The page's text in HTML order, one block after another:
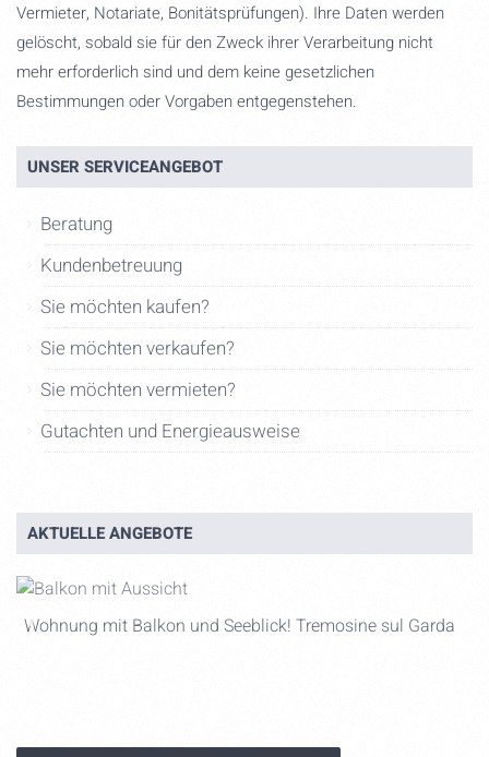
Vermieter, Notariate, Bonitätsprüfungen). Ihre Daten werden
gelöscht, sobald sie für den Zweck ihrer Verarbeitung nicht
mehr erforderlich sind und dem keine gesetzlichen
Bestimmungen oder Vorgaben entgegenstehen.
UNSER SERVICEANGEBOT
Beratung
Kundenbetreuung
Sie möchten kaufen?
Sie möchten verkaufen?
Sie möchten vermieten?
Gutachten und Energieausweise
AKTUELLE ANGEBOTE
Wohnung mit Balkon und Seeblick! Tremosine sul Garda